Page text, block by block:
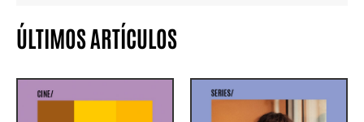
ÚLTIMOS ARTÍCULOS